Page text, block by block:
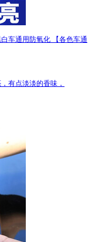
车通用防氧化 【各色车通
有点淡淡的香味，